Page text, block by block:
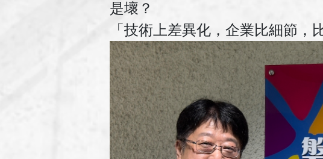
是壞？
「技術上差異化，企業比細節，